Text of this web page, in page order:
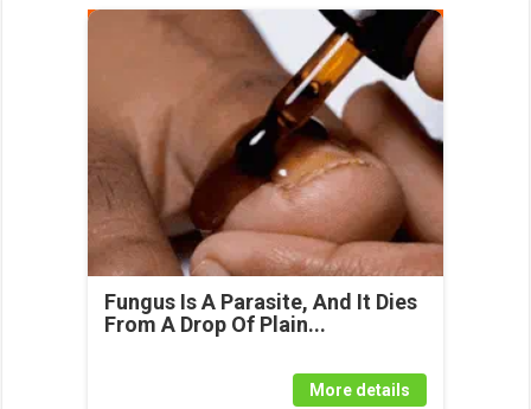
Fungus Is A Parasite, And It Dies
From A Drop Of Plain...
More details